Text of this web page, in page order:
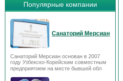
Популярные компании
Санаторий Мерсиан
Санаторий Мерсиан основан в 2007
году Узбекско-Корейским совместным
предприятием на месте бывшей обл